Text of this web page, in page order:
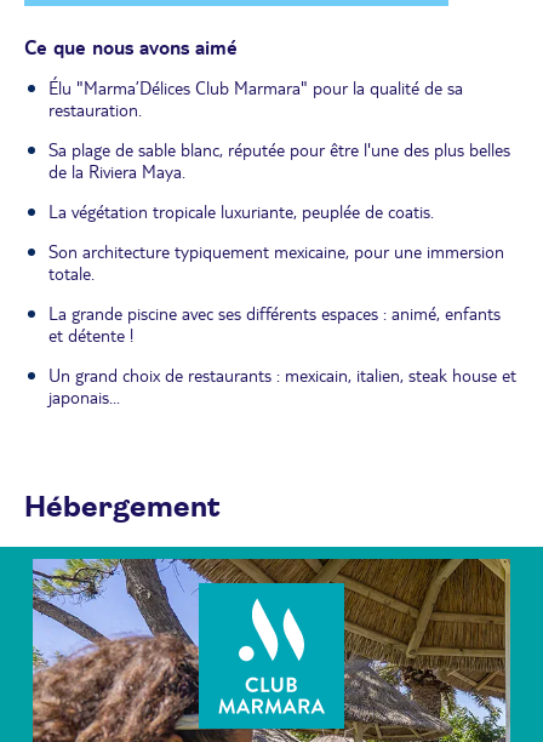
Ce que nous avons aimé
Élu "Marma’Délices Club Marmara" pour la qualité de sa
restauration.
Sa plage de sable blanc, réputée pour être l'une des plus belles
de la Riviera Maya.
La végétation tropicale luxuriante, peuplée de coatis.
Son architecture typiquement mexicaine, pour une immersion
totale.
La grande piscine avec ses différents espaces : animé, enfants
et détente !
Un grand choix de restaurants : mexicain, italien, steak house et
japonais...
Hébergement